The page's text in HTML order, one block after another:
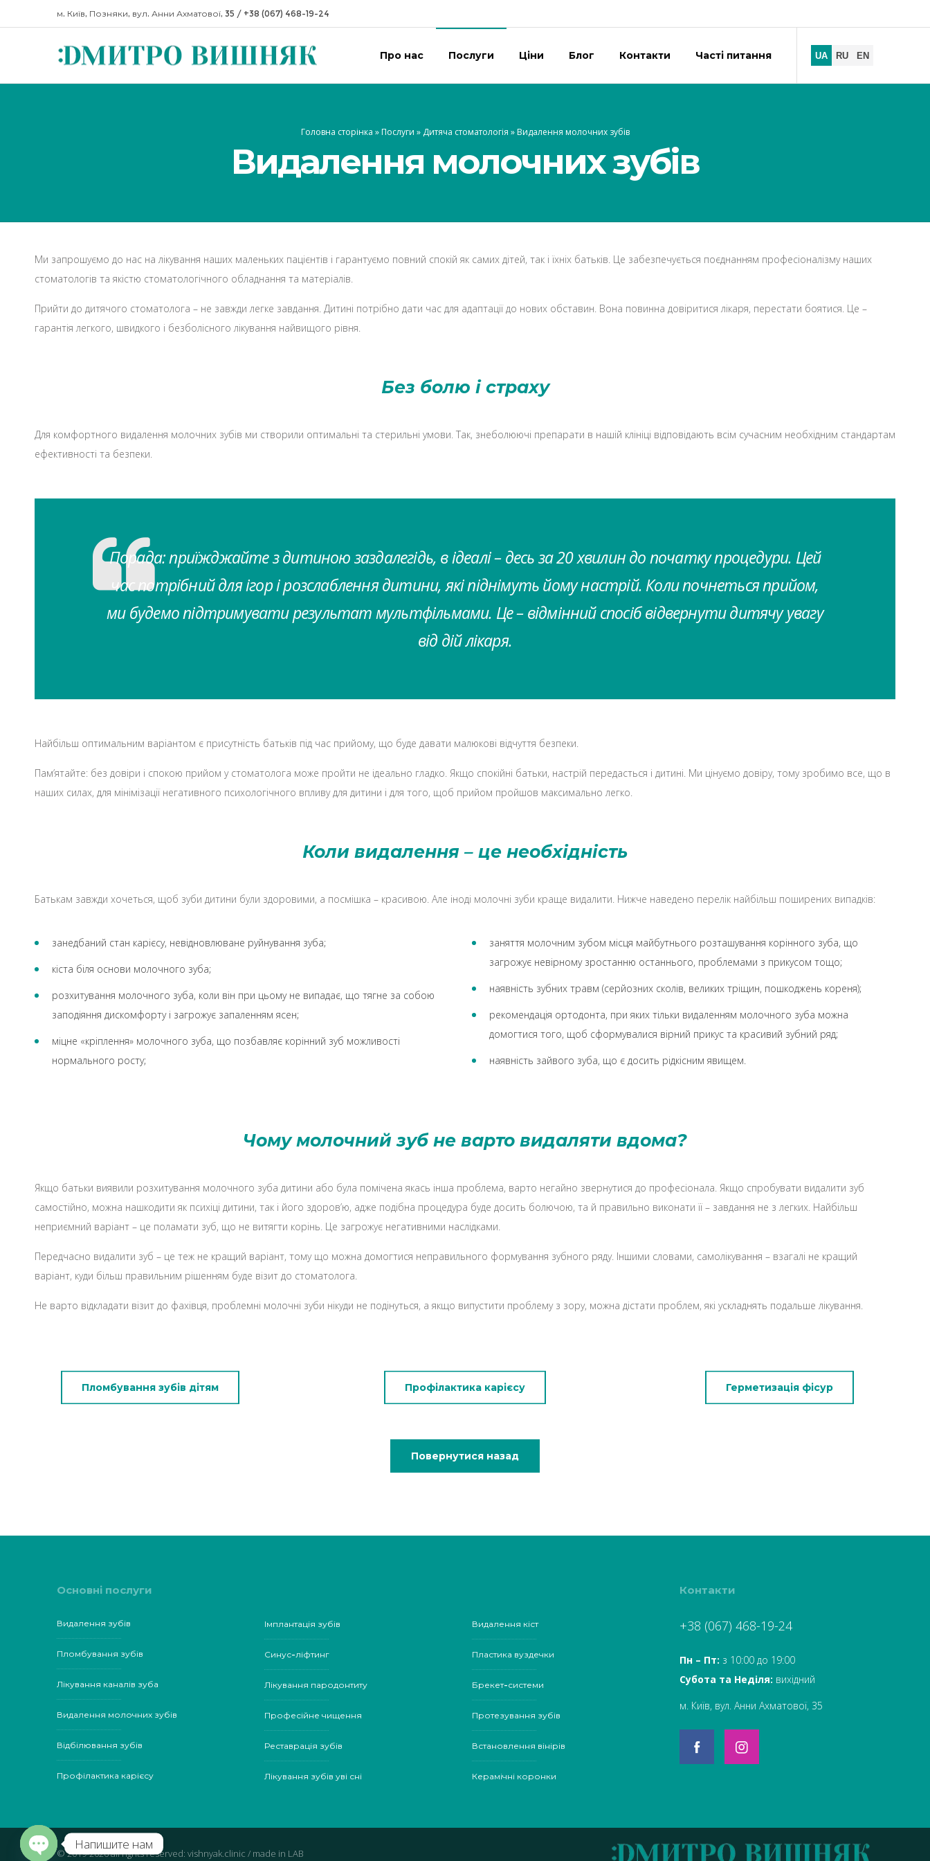
м. Київ, Позняки, вул. Анни Ахматової, 35 / +38 (067) 468-19-24
Про нас Послуги Ціни Блог Контакти Часті питання
Головна сторінка »Послуги » Дитяча стоматологія »Видалення молочних зубів
Видалення молочних зубів
Ми запрошуємо до нас на лікування наших маленьких пацієнтів і гарантуємо повний спокій як самих дітей, так і їхніх батьків. Це забезпечується поєднанням професіоналізму наших
стоматологів та якістю стоматологічного обладнання та матеріалів.
Прийти до дитячого стоматолога – не завжди легке завдання. Дитині потрібно дати час для адаптації до нових обставин. Вона повинна довіритися лікаря, перестати боятися. Це –
гарантія легкого, швидкого і безболісного лікування найвищого рівня.
Без болю і страху
Для комфортного видалення молочних зубів ми створили оптимальні та стерильні умови. Так, знеболюючі препарати в нашій клініці відповідають всім сучасним необхідним стандартам
ефективності та безпеки.
Порада: приїжджайте з дитиною заздалегідь, в ідеалі – десь за 20 хвилин до початку процедури. Цей
час потрібний для ігор і розслаблення дитини, які піднімуть йому настрій. Коли почнеться прийом,
ми будемо підтримувати результат мультфільмами. Це – відмінний спосіб відвернути дитячу увагу
від дій лікаря.
Найбільш оптимальним варіантом є присутність батьків під час прийому, що буде давати малюкові відчуття безпеки.
Пам’ятайте: без довіри і спокою прийом у стоматолога може пройти не ідеально гладко. Якщо спокійні батьки, настрій передасться і дитині. Ми цінуємо довіру, тому зробимо все, що в
наших силах, для мінімізації негативного психологічного впливу для дитини і для того, щоб прийом пройшов максимально легко.
Коли видалення – це необхідність
Батькам завжди хочеться, щоб зуби дитини були здоровими, а посмішка – красивою. Але іноді молочні зуби краще видалити. Нижче наведено перелік найбільш поширених випадків:
занедбаний стан карієсу, невідновлюване руйнування зуба;
кіста біля основи молочного зуба;
розхитування молочного зуба, коли він при цьому не випадає, що тягне за собою
заподіяння дискомфорту і загрожує запаленням ясен;
міцне «кріплення» молочного зуба, що позбавляє корінний зуб можливості
нормального росту;
заняття молочним зубом місця майбутнього розташування корінного зуба, що
загрожує невірному зростанню останнього, проблемами з прикусом тощо;
наявність зубних травм (серйозних сколів, великих тріщин, пошкоджень кореня);
рекомендація ортодонта, при яких тільки видаленням молочного зуба можна
домогтися того, щоб сформувалися вірний прикус та красивий зубний ряд;
наявність зайвого зуба, що є досить рідкісним явищем.
Чому молочний зуб не варто видаляти вдома?
Якщо батьки виявили розхитування молочного зуба дитини або була помічена якась інша проблема, варто негайно звернутися до професіонала. Якщо спробувати видалити зуб
самостійно, можна нашкодити як психіці дитини, так і його здоров’ю, адже подібна процедура буде досить болючою, та й правильно виконати її – завдання не з легких. Найбільш
неприємний варіант – це поламати зуб, що не витягти корінь. Це загрожує негативними наслідками.
Передчасно видалити зуб – це теж не кращий варіант, тому що можна домогтися неправильного формування зубного ряду. Іншими словами, самолікування – взагалі не кращий
варіант, куди більш правильним рішенням буде візит до стоматолога.
Не варто відкладати візит до фахівця, проблемні молочні зуби нікуди не подінуться, а якщо випустити проблему з зору, можна дістати проблем, які ускладнять подальше лікування.
Пломбування зубів дітям Профілактика карієсу Герметизація фісур
Повернутися назад
Основні послуги
Видалення зубів
Пломбування зубів
Лікування каналів зуба
Видалення молочних зубів
Відбілювання зубів
Профілактика карієсу
Імплантація зубів
Синус-ліфтинг
Лікування пародонтиту
Професійне чищення
Реставрація зубів
Лікування зубів уві сні
Видалення кіст
Пластика вуздечки
Брекет-системи
Протезування зубів
Встановлення вінірів
Керамічні коронки
Контакти
+38 (067) 468-19-24
Пн – Пт: з 10:00 до 19:00
Субота та Неділя: вихідний
м. Київ, вул. Анни Ахматової, 35
© 2019-2026 all rights reserved: vishnyak.clinic / made in LAB
Напишите нам